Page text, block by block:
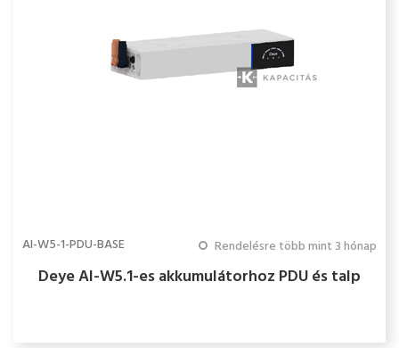
AI-W5-1-PDU-BASE Rendelésre több mint 3 hónap
Deye AI-W5.1-es akkumulátorhoz PDU és talp